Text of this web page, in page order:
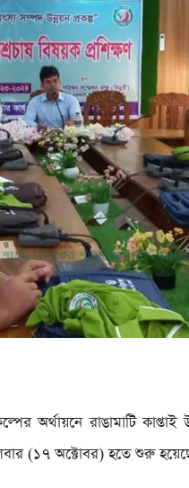
অর্থায়নে রাঙামাটি
(১৭ অক্টোবর) হতে শুরু